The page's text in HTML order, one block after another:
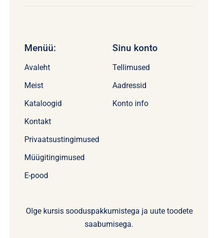
Menüü:
Avaleht
Meist
Kataloogid
Kontakt
Privaatsustingimused
Müügitingimused
E-pood
Sinu konto
Tellimused
Aadressid
Konto info
Olge kursis sooduspakkumistega ja uute toodete
saabumisega.